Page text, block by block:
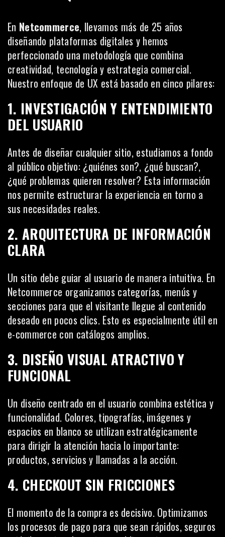
En Netcommerce, llevamos más de 25 años
diseñando plataformas digitales y hemos
perfeccionado una metodología que combina
creatividad, tecnología y estrategia comercial.
Nuestro enfoque de UX está basado en cinco pilares:
1. INVESTIGACIÓN Y ENTENDIMIENTO
DEL USUARIO
Antes de diseñar cualquier sitio, estudiamos a fondo
al público objetivo: ¿quiénes son?, ¿qué buscan?,
¿qué problemas quieren resolver? Esta información
nos permite estructurar la experiencia en torno a
sus necesidades reales.
2. ARQUITECTURA DE INFORMACIÓN
CLARA
Un sitio debe guiar al usuario de manera intuitiva. En
Netcommerce organizamos categorías, menús y
secciones para que el visitante llegue al contenido
deseado en pocos clics. Esto es especialmente útil en
e-commerce con catálogos amplios.
3. DISEÑO VISUAL ATRACTIVO Y
FUNCIONAL
Un diseño centrado en el usuario combina estética y
funcionalidad. Colores, tipografías, imágenes y
espacios en blanco se utilizan estratégicamente
para dirigir la atención hacia lo importante:
productos, servicios y llamadas a la acción.
4. CHECKOUT SIN FRICCIONES
El momento de la compra es decisivo. Optimizamos
los procesos de pago para que sean rápidos, seguros